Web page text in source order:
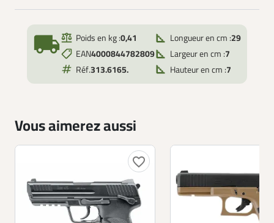
local_shipping Poids en kg :0,41
EAN4000844782809
Réf.313.6165.
Longueur en cm :29
Largeur en cm :7
Hauteur en cm :7
Vous aimerez aussi
favorite_border